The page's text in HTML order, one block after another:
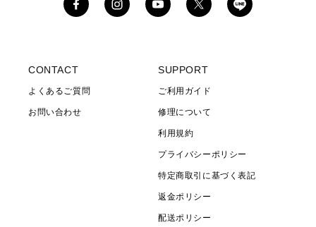
CONTACT
よくあるご質問
お問い合わせ
SUPPORT
ご利用ガイド
修理について
利用規約
プライバシーポリシー
特定商取引に基づく表記
返金ポリシー
配送ポリシー
FacebookInstagramYouTubeX